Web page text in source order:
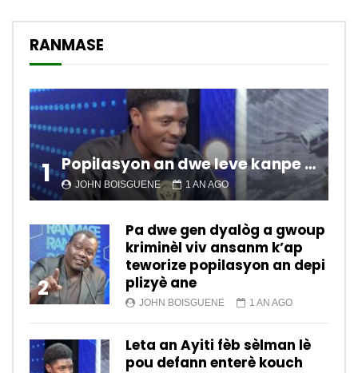
RANMASE
1 Popilasyon an dwe leve kanpe pou chanje sitiyasyon kawotik l’ap viv nan peyi a.
JOHN BOISGUENE 1 AN AGO
2
Pa dwe gen dyalòg a gwoup
kriminèl viv ansanm k’ap
teworize popilasyon an depi
plizyè ane
JOHN BOISGUENE 1 AN AGO
Leta an Ayiti fèb sèlman lè
pou defann enterè kouch